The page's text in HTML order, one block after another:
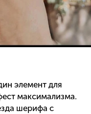
элемент для
максимализма.
шерифа с